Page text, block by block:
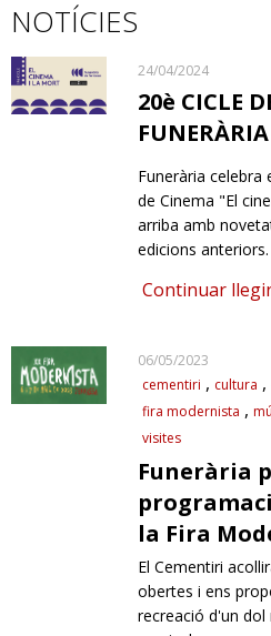
NOTÍCIES
24/04/2024
20è CICLE
Funerària celebra
de Cinema "El
arriba amb
edicions anteriors.
Continuar
06/05/2023
cementiri
cultura
fira modernista
visites
Funerària
la Fira
El Cementiri
obertes i ens
recreació d'un